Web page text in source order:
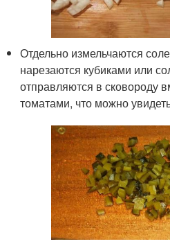
Отдельно измельчаются
нарезаются кубиками или
отправляются в сковороду
томатами, что можно